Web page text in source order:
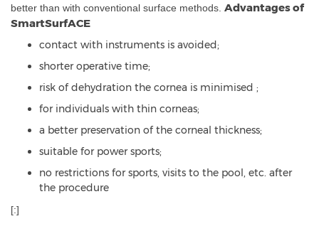
better than with conventional surface methods. Advantages of
SmartSurfACE
contact with instruments is avoided;
shorter operative time;
risk of dehydration the cornea is minimised ;
for individuals with thin corneas;
a better preservation of the corneal thickness;
suitable for power sports;
no restrictions for sports, visits to the pool, etc. after
the procedure
[:]